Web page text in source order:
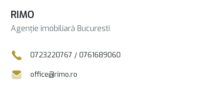
RIMO
Agenție imobiliară Bucuresti
0723220767 / 0761689060
office@rimo.ro